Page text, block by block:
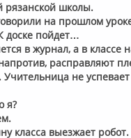
рязанской школы.
на прошлом
доске пойдет…
в журнал, а в
расправляют
Учительница не
я?
класса выезжает